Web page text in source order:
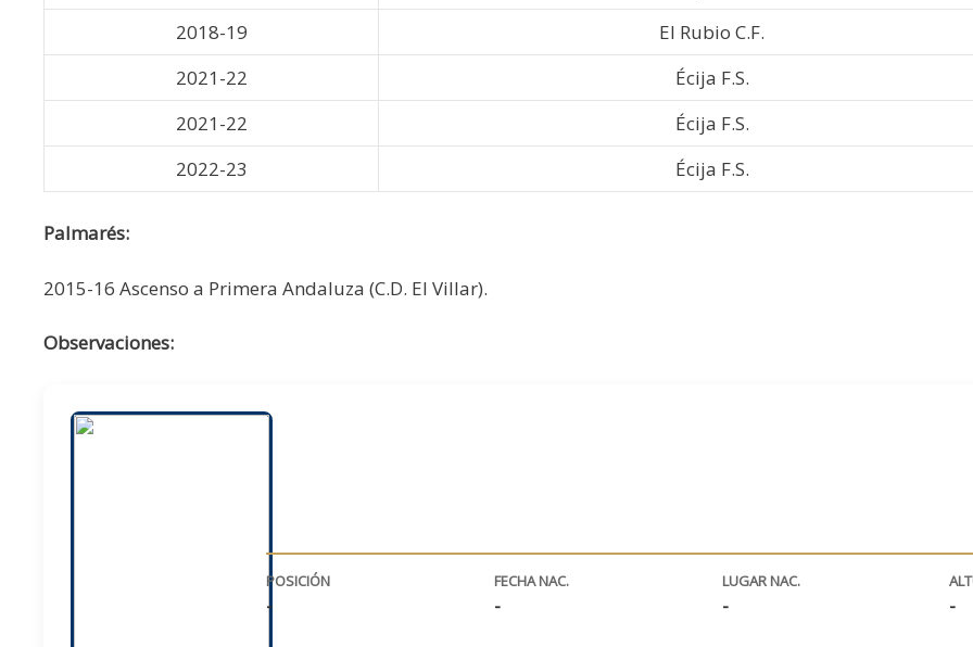
2018-19
El Rubio C.F.
2021-22
Écija F.S.
2021-22
Écija F.S.
2022-23
Écija F.S.
Palmarés:
2015-16 Ascenso a Primera Andaluza (C.D. El Villar).
Observaciones:
POSICIÓN
-
FECHA NAC.
-
LUGAR NAC.
- -